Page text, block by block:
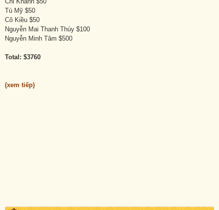
Tú Mỹ $50
Cô Kiều $50
Nguyễn Mai Thanh Thúy $100
Nguyễn Minh Tâm $500
Total: $3760
(xem tiếp)